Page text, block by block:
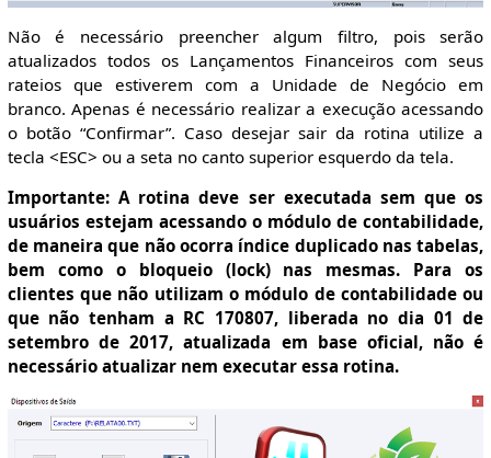
Não é necessário preencher algum filtro, pois serão
atualizados todos os Lançamentos Financeiros com seus
rateios que estiverem com a Unidade de Negócio em
branco. Apenas é necessário realizar a execução acessando
o botão “Confirmar”. Caso desejar sair da rotina utilize a
tecla <ESC> ou a seta no canto superior esquerdo da tela.
Importante: A rotina deve ser executada sem que os
usuários estejam acessando o módulo de contabilidade,
de maneira que não ocorra índice duplicado nas tabelas,
bem como o bloqueio (lock) nas mesmas. Para os
clientes que não utilizam o módulo de contabilidade ou
que não tenham a RC 170807, liberada no dia 01 de
setembro de 2017, atualizada em base oficial, não é
necessário atualizar nem executar essa rotina.